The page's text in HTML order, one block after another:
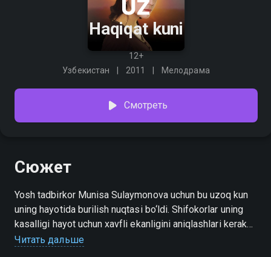
Haqiqat kuni
12+
Узбекистан
2011 Мелодрама
Смотреть
Сюжет
Yosh tadbirkor Munisa Sulaymonova uchun bu uzoq kun
uning hayotida burilish nuqtasi bo‘ldi. Shifokorlar uning
kasalligi hayot uchun xavfli ekanligini aniqlashlari kerak
edi. Bunday chegaraviy holatlarda bo‘lgani kabi, qahramon
Читать дальше